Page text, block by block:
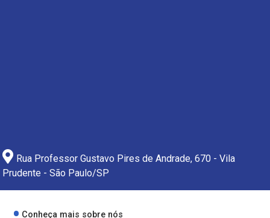
Rua Professor Gustavo Pires de Andrade, 670 - Vila
Prudente - São Paulo/SP
Conheça mais sobre nós